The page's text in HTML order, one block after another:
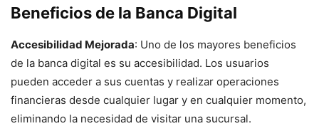
Beneficios de la Banca Digital
Accesibilidad Mejorada: Uno de los mayores beneficios
de la banca digital es su accesibilidad. Los usuarios
pueden acceder a sus cuentas y realizar operaciones
financieras desde cualquier lugar y en cualquier momento,
eliminando la necesidad de visitar una sucursal.